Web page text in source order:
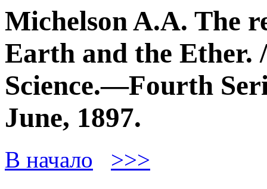
Michelson A.A. The
Earth and the Ether.
Science.—Fourth
June, 1897.
В начало >>>